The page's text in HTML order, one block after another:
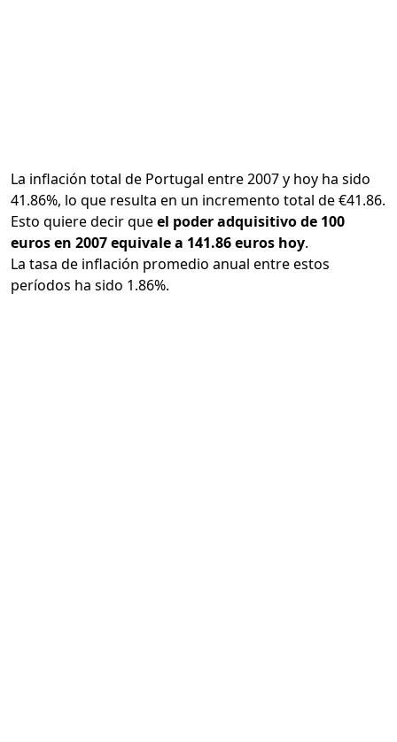
La inflación total de Portugal entre 2007 y hoy ha sido
41.86%, lo que resulta en un incremento total de €41.86.
Esto quiere decir queel poder adquisitivo de 100
euros en 2007 equivale a 141.86 euros hoy.
La tasa de inflación promedio anual entre estos
períodos ha sido 1.86%.